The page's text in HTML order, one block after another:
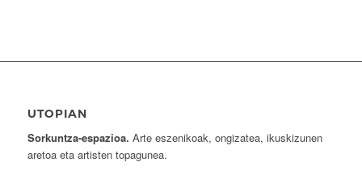
UTOPIAN
Sorkuntza-espazioa. Arte eszenikoak, ongizatea, ikuskizunen
aretoa eta artisten topagunea.